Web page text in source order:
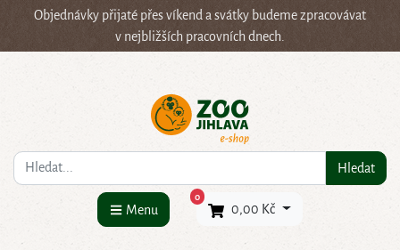
Objednávky přijaté přes víkend a svátky budeme zpracovávat
v nejbližších pracovních dnech.
Co hledáte? Hledat
Menu
0×
0,00 Kč